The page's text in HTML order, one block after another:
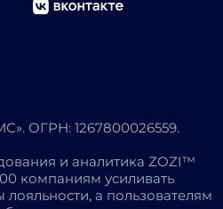
ОГРН: 1267800026559.
и аналитика ZOZI™
компаниям усиливать
а пользователям